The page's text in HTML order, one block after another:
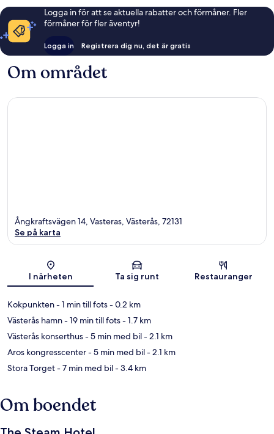
Logga in för att se aktuella rabatter och förmåner. Fler
förmåner för fler äventyr!
Logga in Registrera dig nu, det är gratis
Om området
Karta
Ångkraftsvägen 14, Vasteras, Västerås, 72131
Se på karta
I närheten Ta sig runt Restauranger
Kokpunkten- 1 min till fots- 0.2 km
Västerås hamn- 19 min till fots- 1.7 km
Västerås konserthus- 5 min med bil- 2.1 km
Aros kongresscenter- 5 min med bil- 2.1 km
Stora Torget- 7 min med bil- 3.4 km
Om boendet